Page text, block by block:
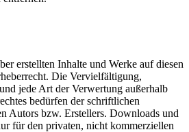
erstellten Inhalte und Werke auf diesen
Die Vervielfältigung,
jede Art der Verwertung außerhalb
bedürfen der schriftlichen
Autors bzw. Erstellers. Downloads und
für den privaten, nicht kommerziellen